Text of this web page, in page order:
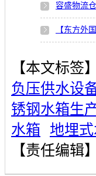
容盛物流
【东方外
【本文标签
负压供水设
锈钢水箱生
水箱
地埋
【责任编辑